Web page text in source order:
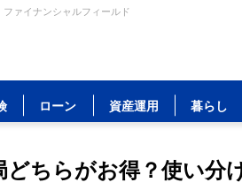
ファイナンシャルフィールド
ローン 資産運用 暮らし
どちらがお得？使い分